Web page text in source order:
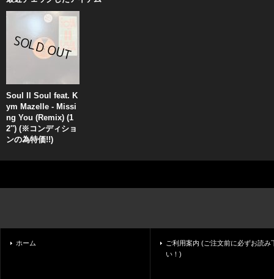
Soul II Soul feat. K
ym Mazelle - Missi
ng You (Remix) (1
2'') (※コンディショ
ンの為特価!!)
ホーム
ご利用案内 (ご注文前に必ずお読み
い！)